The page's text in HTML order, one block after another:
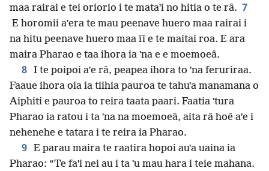
maa rairai e tei oriorio i te mataˈi no hitia o te râ. 7
E horomii aˈera te mau peenave huero maa rairai i
na hitu peenave huero maa îî e te maitai roa. E ara
maira Pharao e taa ihora ia ˈna e e moemoeâ.
8 I te poipoi aˈe râ, peapea ihora to ˈna feruriraa.
Faaue ihora oia ia tiihia pauroa te tahuˈa manamana o
Aiphiti e pauroa to reira taata paari. Faatia ˈtura
Pharao ia ratou i ta ˈna na moemoeâ, aita râ hoê aˈe i
nehenehe e tatara i te reira ia Pharao.
9 E parau maira te raatira hopoi auˈa uaina ia
Pharao: “Te faˈi nei au i ta ˈu mau hara i teie mahana.